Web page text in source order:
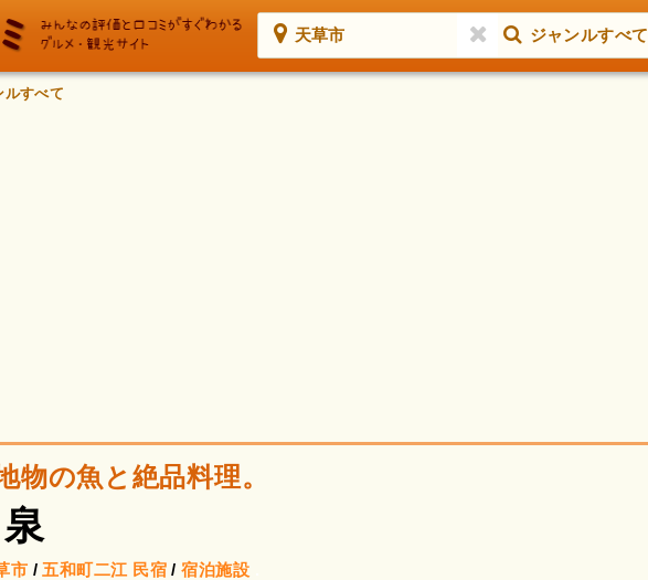
天草市 ジャンルすべて
ルすべて
物の魚と絶品料理。
市 /五和町二江 民宿 /宿泊施設